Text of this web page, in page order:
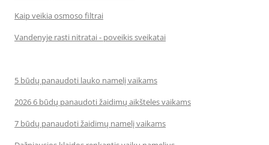
Kaip veikia osmoso filtrai
Vandenyje rasti nitratai - poveikis sveikatai
5 būdų panaudoti lauko namelį vaikams
2026 6 būdų panaudoti žaidimų aikšteles vaikams
7 būdų panaudoti žaidimų namelį vaikams